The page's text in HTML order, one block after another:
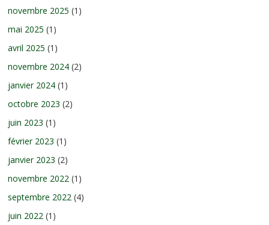
novembre 2025 (1)
mai 2025 (1)
avril 2025 (1)
novembre 2024 (2)
janvier 2024 (1)
octobre 2023 (2)
juin 2023 (1)
février 2023 (1)
janvier 2023 (2)
novembre 2022 (1)
septembre 2022 (4)
juin 2022 (1)